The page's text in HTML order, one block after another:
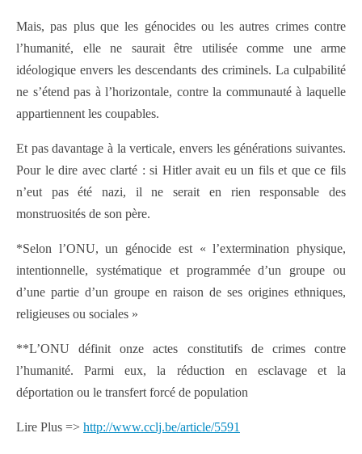
Mais, pas plus que les génocides ou les autres crimes contre
l’humanité, elle ne saurait être utilisée comme une arme
idéologique envers les descendants des criminels. La culpabilité
ne s’étend pas à l’horizontale, contre la communauté à laquelle
appartiennent les coupables.
Et pas davantage à la verticale, envers les générations suivantes.
Pour le dire avec clarté : si Hitler avait eu un fils et que ce fils
n’eut pas été nazi, il ne serait en rien responsable des
monstruosités de son père.
*Selon l’ONU, un génocide est « l’extermination physique,
intentionnelle, systématique et programmée d’un groupe ou
d’une partie d’un groupe en raison de ses origines ethniques,
religieuses ou sociales »
**L’ONU définit onze actes constitutifs de crimes contre
l’humanité. Parmi eux, la réduction en esclavage et la
déportation ou le transfert forcé de population
Lire Plus => http://www.cclj.be/article/5591